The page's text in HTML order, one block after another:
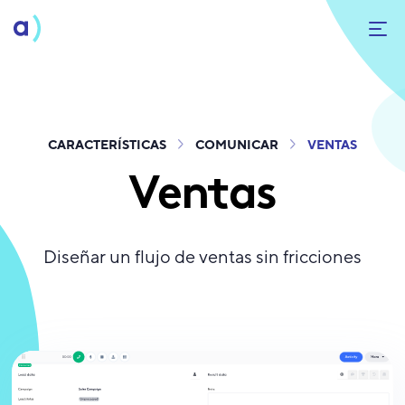
CARACTERÍSTICAS COMUNICAR VENTAS
Ventas
Diseñar un flujo de ventas sin fricciones